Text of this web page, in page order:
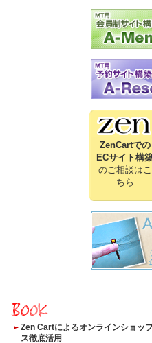
ZenCartでの
ECサイト構
のご相談はこ
ちら
Zen Cartによるオンラインショッ
ス徹底活用